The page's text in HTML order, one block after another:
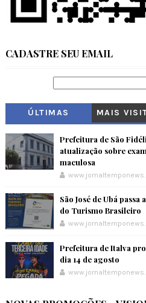
CADASTRE SEU EMAIL
ÚLTIMAS MAIS
Prefeitura de São
atualização sobre
maculosa
São José de Ubá
do Turismo Brasileiro
Prefeitura de Italva
dia 14 de agosto